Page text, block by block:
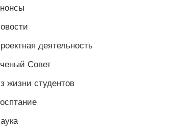
деятельность
Совет
жизни студентов